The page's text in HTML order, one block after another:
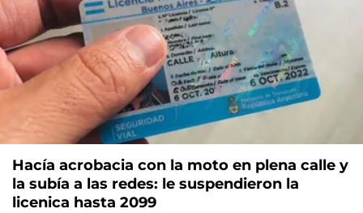
Hacía acrobacia con la moto en plena calle y
la subía a las redes: le suspendieron la
licenica hasta 2099